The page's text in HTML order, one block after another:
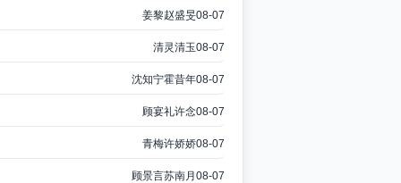
姜黎赵盛旻08-07
清灵清玉08-07
沈知宁霍昔年08-07
顾宴礼许念08-07
青梅许娇娇08-07
顾景言苏南月 08-07